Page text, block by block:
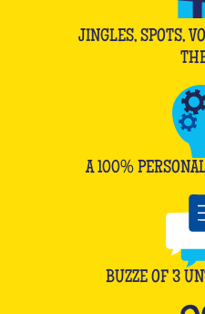
JINGLES, SPOTS,
A 100%
BUZZE OF 3